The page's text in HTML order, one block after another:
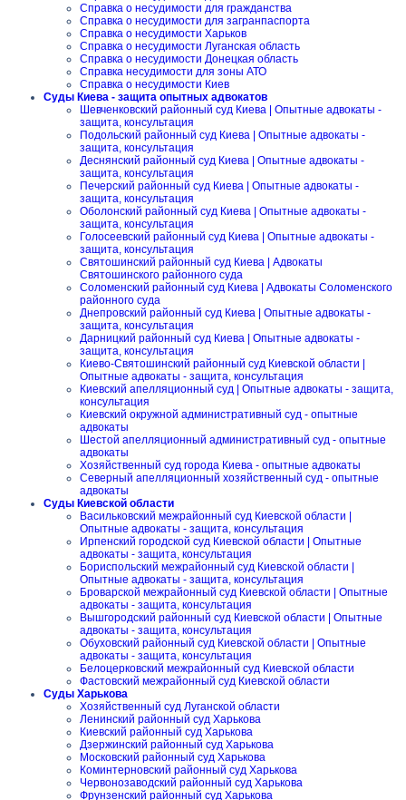
Справка о несудимости для гражданства
Справка о несудимости для загранпаспорта
Справка о несудимости Харьков
Справка о несудимости Луганская область
Справка о несудимости Донецкая область
Справка несудимости для зоны АТО
Справка о несудимости Киев
Суды Киева - защита опытных адвокатов
Шевченковский районный суд Киева | Опытные адвокаты -
защита, консультация
Подольский районный суд Киева | Опытные адвокаты -
защита, консультация
Деснянский районный суд Киева | Опытные адвокаты -
защита, консультация
Печерский районный суд Киева | Опытные адвокаты -
защита, консультация
Оболонский районный суд Киева | Опытные адвокаты -
защита, консультация
Голосеевский районный суд Киева | Опытные адвокаты -
защита, консультация
Святошинский районный суд Киева | Адвокаты
Святошинского районного суда
Соломенский районный суд Киева | Адвокаты Соломенского
районного суда
Днепровский районный суд Киева | Опытные адвокаты -
защита, консультация
Дарницкий районный суд Киева | Опытные адвокаты -
защита, консультация
Киево-Святошинский районный суд Киевской области |
Опытные адвокаты - защита, консультация
Киевский апелляционный суд | Опытные адвокаты - защита,
консультация
Киевский окружной административный суд - опытные
адвокаты
Шестой апелляционный административный суд - опытные
адвокаты
Хозяйственный суд города Киева - опытные адвокаты
Северный апелляционный хозяйственный суд - опытные
адвокаты
Суды Киевской области
Васильковский межрайонный суд Киевской области |
Опытные адвокаты - защита, консультация
Ирпенский городской суд Киевской области | Опытные
адвокаты - защита, консультация
Бориспольский межрайонный суд Киевской области |
Опытные адвокаты - защита, консультация
Броварской межрайонный суд Киевской области | Опытные
адвокаты - защита, консультация
Вышгородский районный суд Киевской области | Опытные
адвокаты - защита, консультация
Обуховский районный суд Киевской области | Опытные
адвокаты - защита, консультация
Белоцерковский межрайонный суд Киевской области
Фастовский межрайонный суд Киевской области
Суды Харькова
Хозяйственный суд Луганской области
Ленинский районный суд Харькова
Киевский районный суд Харькова
Дзержинский районный суд Харькова
Московский районный суд Харькова
Коминтерновский районный суд Харькова
Червонозаводский районный суд Харькова
Фрунзенский районный суд Харькова